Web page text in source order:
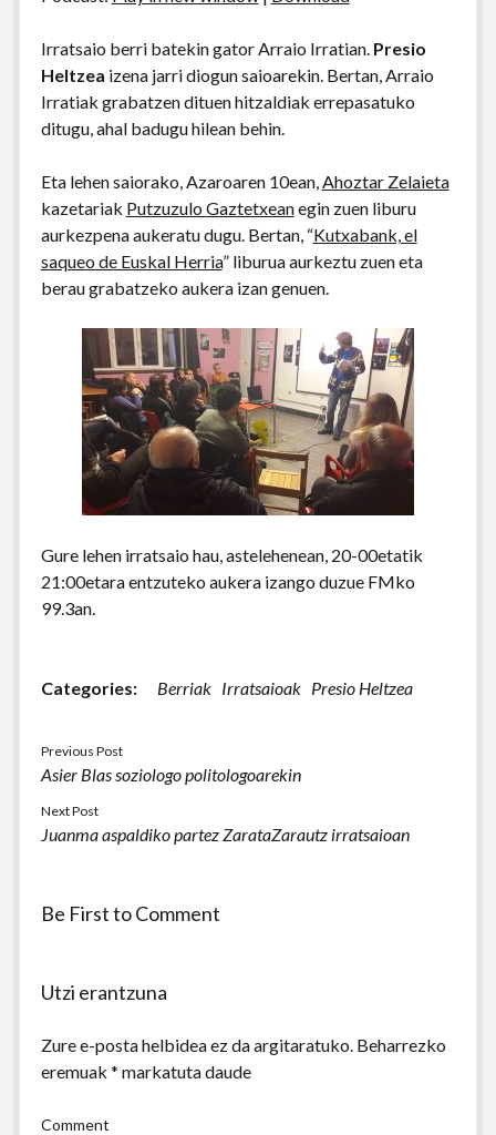
Irratsaio berri batekin gator Arraio Irratian. Presio
Heltzea izena jarri diogun saioarekin. Bertan, Arraio
Irratiak grabatzen dituen hitzaldiak errepasatuko
ditugu, ahal badugu hilean behin.
Eta lehen saiorako, Azaroaren 10ean,Ahoztar Zelaieta
kazetariak Putzuzulo Gaztetxeanegin zuen liburu
aurkezpena aukeratu dugu. Bertan, “Kutxabank, el
saqueo de Euskal Herria” liburua aurkeztu zuen eta
berau grabatzeko aukera izan genuen.
Gure lehen irratsaio hau, astelehenean, 20-00etatik
21:00etara entzuteko aukera izango duzue FMko
99.3an.
Categories: Berriak Irratsaioak Presio Heltzea
Previous Post
Asier Blas soziologo politologoarekin
Next Post
Juanma aspaldiko partez ZarataZarautz irratsaioan
Be First to Comment
Utzi erantzuna
Zure e-posta helbidea ez da argitaratuko. Beharrezko
eremuak * markatuta daude
Comment